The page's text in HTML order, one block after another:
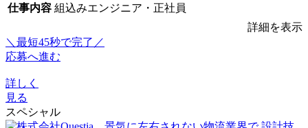
仕事内容 組込みエンジニア・正社員
詳細を表示
＼最短45秒で完了／
応募へ進む
詳しく
見る
スペシャル